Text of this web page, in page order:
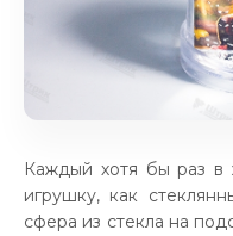
Каждый хотя бы раз в
игрушку, как
сфера из стекла на